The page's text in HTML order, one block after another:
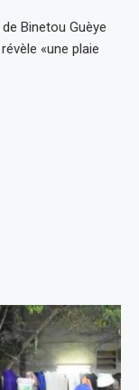
Binetou Guèye
«une plaie